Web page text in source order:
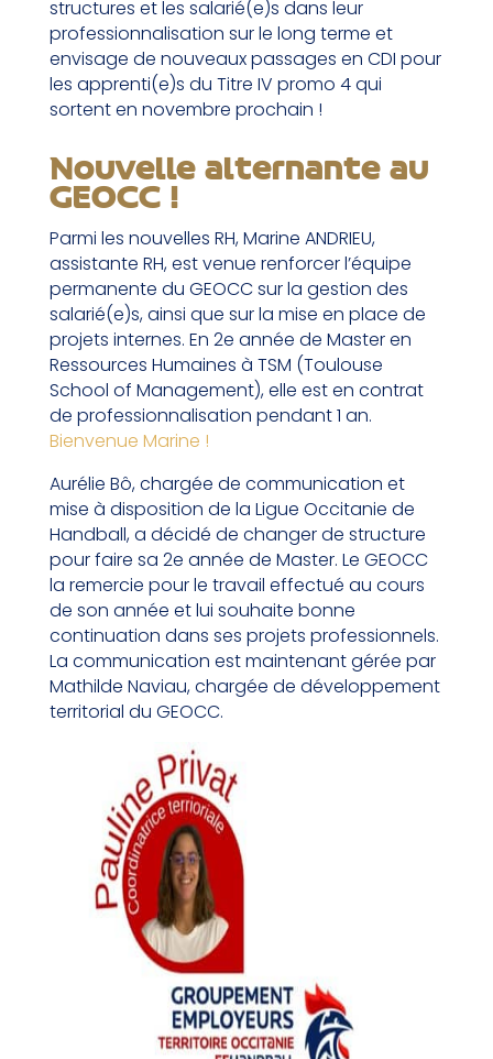
structures et les salarié(e)s dans leur
professionnalisation sur le long terme et
envisage de nouveaux passages en CDI pour
les apprenti(e)s du Titre IV promo 4 qui
sortent en novembre prochain !
Nouvelle alternante au
GEOCC !
Parmi les nouvelles RH, Marine ANDRIEU,
assistante RH, est venue renforcer l’équipe
permanente du GEOCC sur la gestion des
salarié(e)s, ainsi que sur la mise en place de
projets internes. En 2e année de Master en
Ressources Humaines à TSM (Toulouse
School of Management), elle est en contrat
de professionnalisation pendant 1 an.
Bienvenue Marine !
Aurélie Bô, chargée de communication et
mise à disposition de la Ligue Occitanie de
Handball, a décidé de changer de structure
pour faire sa 2e année de Master. Le GEOCC
la remercie pour le travail effectué au cours
de son année et lui souhaite bonne
continuation dans ses projets professionnels.
La communication est maintenant gérée par
Mathilde Naviau, chargée de développement
territorial du GEOCC.